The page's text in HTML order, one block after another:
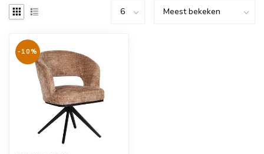
-10%